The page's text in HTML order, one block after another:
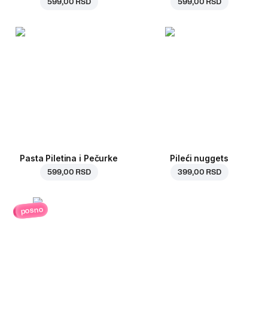
Pasta Piletina i Pečurke
599,00 RSD
Pileći nuggets
399,00 RSD
posno